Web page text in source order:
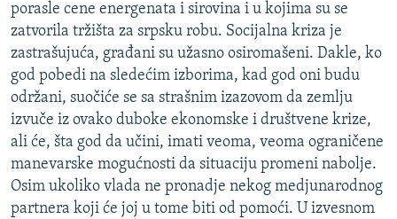
porasle cene energenata i sirovina i u kojima su se
zatvorila tržišta za srpsku robu. Socijalna kriza je
zastrašujuća, građani su užasno osiromašeni. Dakle, ko
god pobedi na sledećim izborima, kad god oni budu
održani, suočiće se sa strašnim izazovom da zemlju
izvuče iz ovako duboke ekonomske i društvene krize,
ali će, šta god da učini, imati veoma, veoma ograničene
manevarske mogućnosti da situaciju promeni nabolje.
Osim ukoliko vlada ne pronadje nekog medjunarodnog
partnera koji će joj u tome biti od pomoći. U izvesnom